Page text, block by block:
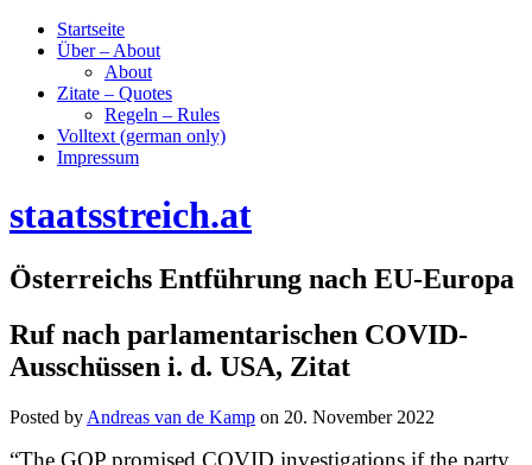
Startseite
Über – About
About
Zitate – Quotes
Regeln – Rules
Volltext (german only)
Impressum
staatsstreich.at
Österreichs Entführung nach EU-Europa
Ruf nach parlamentarischen COVID-
Ausschüssen i. d. USA, Zitat
Posted by Andreas van de Kamp on 20. November 2022
“The GOP promised COVID investigations if the party